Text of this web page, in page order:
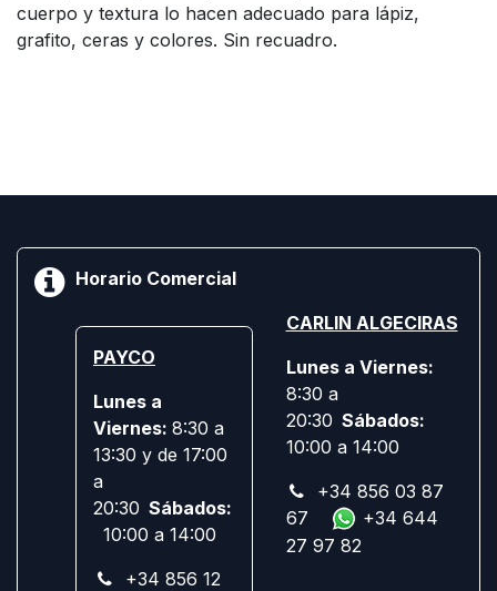
cuerpo y textura lo hacen adecuado para lápiz,
grafito, ceras y colores. Sin recuadro.
Horario Comercial
PAYCO
Lunes a
Viernes: 8:30 a
13:30 y de 17:00
a
20:30 Sábados:
10:00 a 14:00
+34 856 12
CARLIN ALGECIRAS
Lunes a Viernes:
8:30 a
20:30 Sábados:
10:00 a 14:00
+34 856 03 87
67
+34 644
27 97 82